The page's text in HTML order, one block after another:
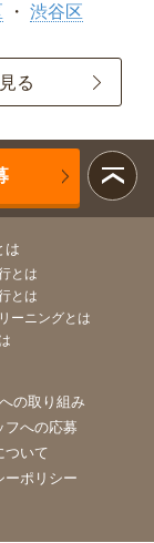
渋谷区
る
は
とは
とは
ーニングとは
の取り組み
フへの応募
ついて
ーポリシー